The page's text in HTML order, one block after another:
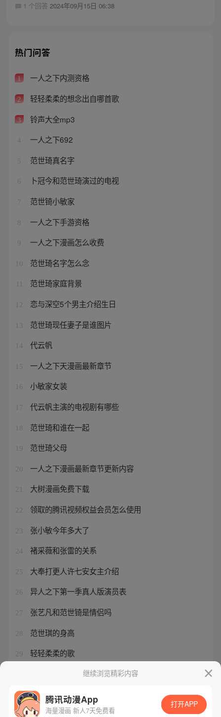
1 个回答 2024年09月15日 06:38
热门问答
1 一人之下内测资格
2 轻轻柔柔的想念出自哪首歌
3 铃声大全mp3
4 一人之下692
5 范世琦真名字
6 卜冠今和范世琦演过的电视
7 范世锜小敏家
8 一人之下手游资格
9 一人之下漫画怎么收费
10 范世琦名字怎么念
范世琦家庭背景
12 恋与深空5个男主介绍生日
13 范世琦现任妻子是谁图片
14 代云帆
15 一人之下天漫画最新章节
16 小敏家女装
17 代云帆主演的电视剧有哪些
18 范世琦和谁在一起
19 范世琦父母
20 一人之下漫画最新章节更新内容
21 大树漫画免费下载
22 领取的腾讯视频权益会员怎么使用
23 张小敏今年多大了
24 褚采薇和张雷的关系
25 大奉打更人许七安女主介绍
26 异人之下第一季真人版演员表
27 张艺凡和范世锜是情侣吗
28 范世琪的身高
29 轻轻柔柔的歌
轻轻柔柔的想念范世锜继续浏览精彩内容
腾讯动漫App
海量漫画 新人7天免费看
打开APP